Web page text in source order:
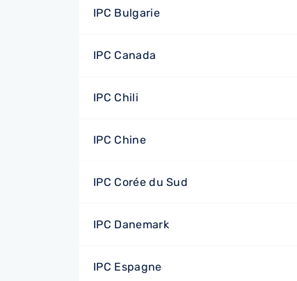
IPC Bulgarie
IPC Canada
IPC Chili
IPC Chine
IPC Corée du Sud
IPC Danemark
IPC Espagne